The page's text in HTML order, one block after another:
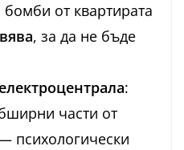
от квартирата
, за да не бъде
:
части от
психологически